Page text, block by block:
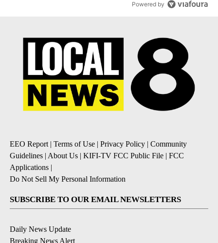
Powered by
EEO Report| Terms of Use | Privacy Policy | Community
Guidelines | About Us | KIFI-TV FCC Public File | FCC
Applications |
Do Not Sell My Personal Information
SUBSCRIBE TO OUR EMAIL NEWSLETTERS
Daily News Update
Breaking News Alert